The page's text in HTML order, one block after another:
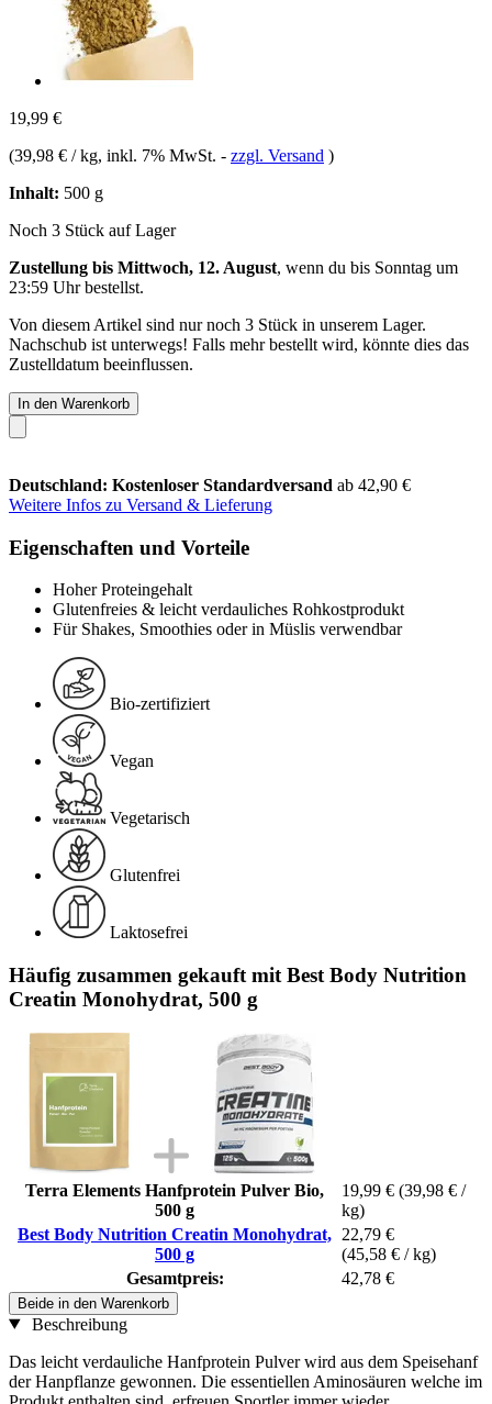
19,99 €
(39,98 € / kg, inkl. 7% MwSt. - zzgl. Versand )
Inhalt: 500 g
Noch 3 Stück auf Lager
Zustellung bis Mittwoch, 12. August, wenn du bis Sonntag um
23:59 Uhrbestellst.
Von diesem Artikel sind nur noch 3 Stück in unserem Lager.
Nachschub ist unterwegs! Falls mehr bestellt wird, könnte dies das
Zustelldatum beeinflussen.
In den Warenkorb
Deutschland: Kostenloser Standardversand ab 42,90 €
Weitere Infos zu Versand & Lieferung
Eigenschaften und Vorteile
Hoher Proteingehalt
Glutenfreies & leicht verdauliches Rohkostprodukt
Für Shakes, Smoothies oder in Müslis verwendbar
Bio-zertifiziert
Vegan
Vegetarisch
Glutenfrei
Laktosefrei
Häufig zusammen gekauft mit Best Body Nutrition
Creatin Monohydrat, 500 g
Terra Elements Hanfprotein Pulver Bio,
500 g
19,99 € (39,98 € /
kg)
Best Body Nutrition Creatin Monohydrat,
500 g
22,79 €
(45,58 € / kg)
Gesamtpreis:
42,78 €
Beide in den Warenkorb
Beschreibung
Das leicht verdauliche Hanfprotein Pulver wird aus dem Speisehanf
der Hanpflanze gewonnen. Die essentiellen Aminosäuren welche im